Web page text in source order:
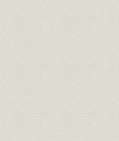
3. 戦局に規定された通信「計
4. 国民経済の崩壊
第2節 国家統制への対応と住友
1. ISE社との関係調整
2. トップマネジメントの変遷
3. 軍部による「統制」下の
第3節 軍需生産への転換と生産